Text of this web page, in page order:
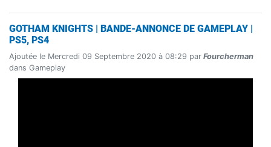
GOTHAM KNIGHTS | BANDE-ANNONCE DE GAMEPLAY |
PS5, PS4
Ajoutée le Mercredi 09 Septembre 2020 à 08:29 par Fourcherman
dans Gameplay